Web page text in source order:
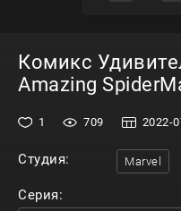
Комикс
Amazing
1 709 2022-
Студия: Marvel
Серия: